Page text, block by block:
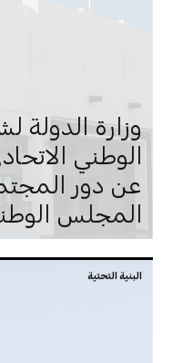
وزارة
الوطني
عن دور
المجلس
البنية التحتية